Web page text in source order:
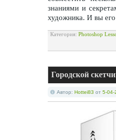
знаниями и
художника. И вы
Категория: Photoshop
Городской
Автор: Hottei83 от 5-04-